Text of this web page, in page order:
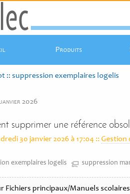
Produits
:: suppression exemplaires logelis
2026
supprimer une référence
30 janvier 2026 à 17:04 :: Gestion
exemplaires logelis suppression
Fichiers principaux/Manuels